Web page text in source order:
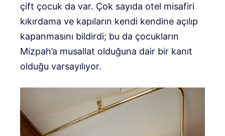
çift çocuk da var. Çok sayıda otel misafiri
kıkırdama ve kapıların kendi kendine açılıp
kapanmasını bildirdi; bu da çocukların
Mizpah’a musallat olduğuna dair bir kanıt
olduğu varsayılıyor.